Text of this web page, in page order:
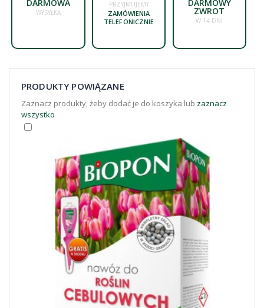
DARMOWA
WYSYŁKA
PRZYJMUJEMY
ZAMÓWIENIA
TELEFONICZNIE
DARMOWY
ZWROT
W 14 DNI
PRODUKTY POWIĄZANE
Zaznacz produkty, żeby dodać je do koszyka lub zaznacz
wszystko